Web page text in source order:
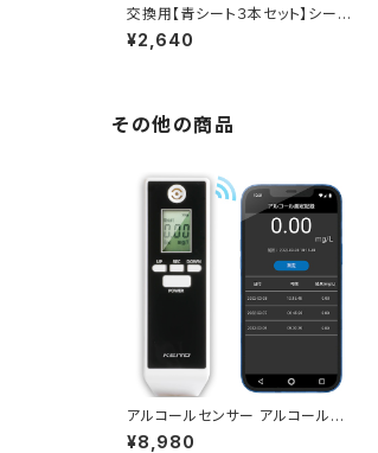
交換用【青シート３本セット】シール
プリントデジカメ[ハルプリ」OP-0
85ACA
¥2,640
その他の商品
アルコールセンサー アルコール検
知器協議会認定機種 AN-S094
¥8,980